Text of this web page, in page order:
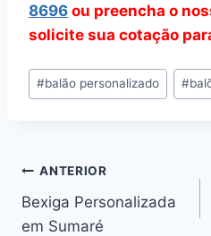
8696 ou preencha o
solicite sua cotação
Tags
do
#balão personalizado #
Navegação
de
ANTERIOR
Bexiga Personalizada
em Sumaré